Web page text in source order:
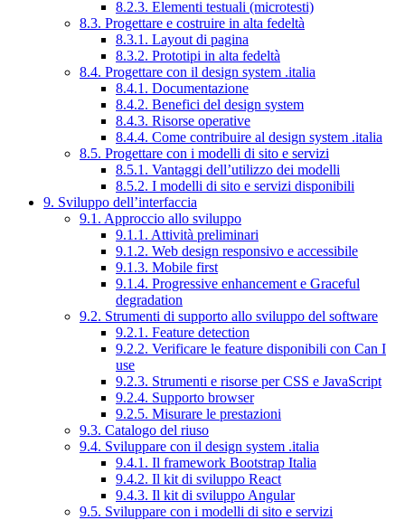
8.2.3. Elementi testuali (microtesti)
8.3. Progettare e costruire in alta fedeltà
8.3.1. Layout di pagina
8.3.2. Prototipi in alta fedeltà
8.4. Progettare con il design system .italia
8.4.1. Documentazione
8.4.2. Benefici del design system
8.4.3. Risorse operative
8.4.4. Come contribuire al design system .italia
8.5. Progettare con i modelli di sito e servizi
8.5.1. Vantaggi dell’utilizzo dei modelli
8.5.2. I modelli di sito e servizi disponibili
9. Sviluppo dell’interfaccia
9.1. Approccio allo sviluppo
9.1.1. Attività preliminari
9.1.2. Web design responsivo e accessibile
9.1.3. Mobile first
9.1.4. Progressive enhancement e Graceful
degradation
9.2. Strumenti di supporto allo sviluppo del software
9.2.1. Feature detection
9.2.2. Verificare le feature disponibili con Can I
use
9.2.3. Strumenti e risorse per CSS e JavaScript
9.2.4. Supporto browser
9.2.5. Misurare le prestazioni
9.3. Catalogo del riuso
9.4. Sviluppare con il design system .italia
9.4.1. Il framework Bootstrap Italia
9.4.2. Il kit di sviluppo React
9.4.3. Il kit di sviluppo Angular
9.5. Sviluppare con i modelli di sito e servizi